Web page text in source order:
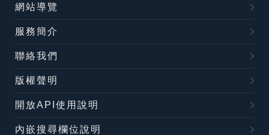
網站導覽
服務簡介
聯絡我們
版權聲明
開放API使用說明
內嵌搜尋欄位說明